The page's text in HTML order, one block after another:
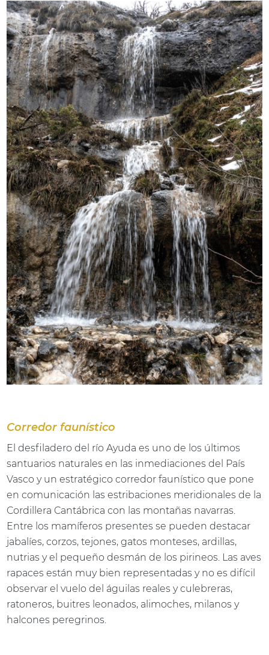
Corredor faunístico
El desfiladero del río Ayuda es uno de los últimos
santuarios naturales en las inmediaciones del País
Vasco y un estratégico corredor faunístico que pone
en comunicación las estribaciones meridionales de la
Cordillera Cantábrica con las montañas navarras.
Entre los mamíferos presentes se pueden destacar
jabalíes, corzos, tejones, gatos monteses, ardillas,
nutrias y el pequeño desmán de los pirineos. Las aves
rapaces están muy bien representadas y no es difícil
observar el vuelo del águilas reales y culebreras,
ratoneros, buitres leonados, alimoches, milanos y
halcones peregrinos.